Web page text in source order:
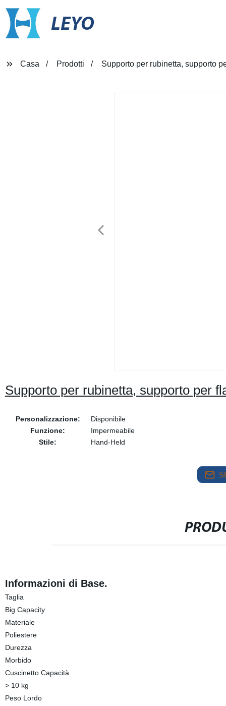
LEYO
Casa Prodotti Supporto per rubinetta, supporto
Supporto per rubinetta, supporto per
Personalizzazione:
Disponibile
Funzione:
Impermeabile
Stile:
Hand-Held
Informazioni di Base.
Taglia
Big Capacity
Materiale
Poliestere
Durezza
Morbido
Cuscinetto Capacità
> 10 kg
Peso Lordo